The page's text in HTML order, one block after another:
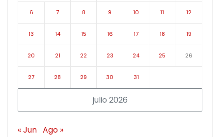
julio 2026
6 7 8 9 10 11 12
13 14 15 16 17 18 19
20 21 22 23 24 25 26
27 28 29 30 31
« Jun Ago »